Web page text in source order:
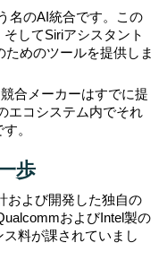
名のAI統合です。この
してSiriアシスタント
めのツールを提供しま
合メーカーはすでに提
エコシステム内でそれ
。
歩
および開発した独自の
およびIntel製の
料が課されていまし